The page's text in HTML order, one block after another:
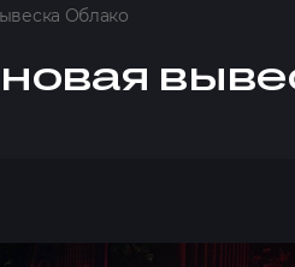
Облако